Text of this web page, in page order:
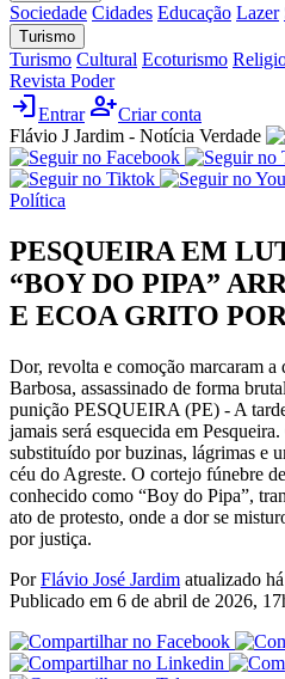
Sociedade Cidades Educação Lazer
Turismo
Turismo Cultural Ecoturismo
Revista Poder
loginEntrar person_addCriar conta
Flávio J Jardim - Notícia Verdade
Política
PESQUEIRA EM
“BOY DO PIPA”
E ECOA GRITO
Dor, revolta e comoção marcaram
Barbosa, assassinado de forma
punição PESQUEIRA (PE) - A
jamais será esquecida em
substituído por buzinas, lágrimas e
céu do Agreste. O cortejo fúnebre
conhecido como “Boy do Pipa”,
ato de protesto, onde a dor se
por justiça.
PorFlávio José Jardim atualizado
Publicado em 6 de abril de 2026,